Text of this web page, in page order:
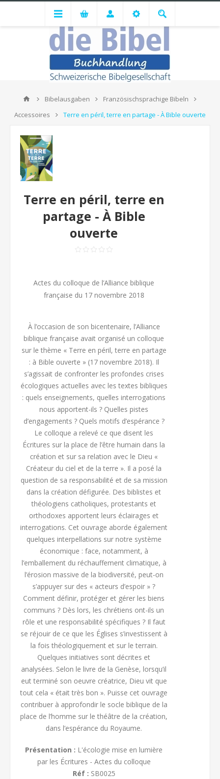
Bibelausgaben
Französischsprachige Bibeln
Accessoires
Terre en péril, terre en partage - À Bible ouverte
Terre en péril, terre en
partage - À Bible
ouverte
Actes du colloque de l’Alliance biblique
française du 17 novembre 2018
À l’occasion de son bicentenaire, l’Alliance
biblique française avait organisé un colloque
sur le thème « Terre en péril, terre en partage
: à Bible ouverte » (17 novembre 2018). Il
s’agissait de confronter les profondes crises
écologiques actuelles avec les textes bibliques
: quels enseignements, quelles interrogations
nous apportent-ils ? Quelles pistes
d’engagements ? Quels motifs d’espérance ?
Le colloque a relevé ce que disent les
Écritures sur la place de l’être humain dans la
création et sur sa relation avec le Dieu «
Créateur du ciel et de la terre ». Il a posé la
question de sa responsabilité et de sa mission
dans la création défigurée. Des biblistes et
théologiens catholiques, protestants et
orthodoxes apportent leurs éclairages et
interrogations. Cet ouvrage aborde également
quelques interpellations sur notre système
économique : face, notamment, à
l’emballement du réchauffement climatique, à
l’érosion massive de la biodiversité, peut-on
s’appuyer sur des « acteurs d’espoir » ?
Comment définir, protéger et gérer les biens
communs ? Dès lors, les chrétiens ont-ils un
rôle et une responsabilité spécifiques ? Il faut
se réjouir de ce que les Églises s’investissent à
la fois théologiquement et sur le terrain.
Quelques initiatives sont décrites et
analysées. Selon le livre de la Genèse, lorsqu’il
eut terminé son oeuvre créatrice, Dieu vit que
tout cela « était très bon ». Puisse cet ouvrage
contribuer à approfondir le socle biblique de la
place de l’homme sur le théâtre de la création,
dans l’espérance du Royaume.
Présentation : L'écologie mise en lumière
par les Écritures - Actes du colloque
Réf : SB0025